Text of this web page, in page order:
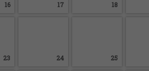
16 17 18
23 24 25